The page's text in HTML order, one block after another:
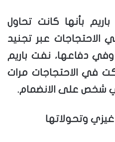
بأنها كانت تحاول
الاحتجاجات عبر تجنيد
وفي دفاعها، نفت باريم
في الاحتجاجات مرات
شخص على الانضمام.
وتحولاتها